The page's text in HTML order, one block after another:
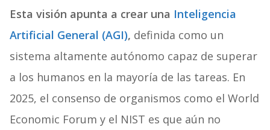
Esta visión apunta a crear una Inteligencia
Artificial General (AGI), definida como un
sistema altamente autónomo capaz de superar
a los humanos en la mayoría de las tareas. En
2025, el consenso de organismos como el World
Economic Forum y el NIST es que aún no